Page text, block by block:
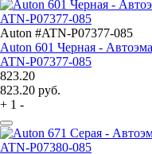
Auton #ATN-P07377-085
Auton 601 Черная -
ATN-P07377-085
823.20
823.20 руб.
+ 1 -